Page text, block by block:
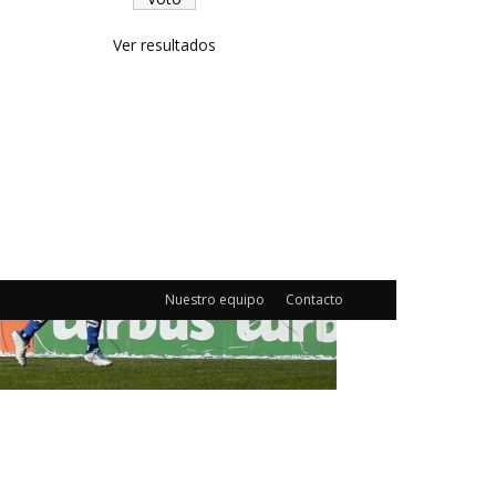
Ver resultados
Nuestro equipo Contacto